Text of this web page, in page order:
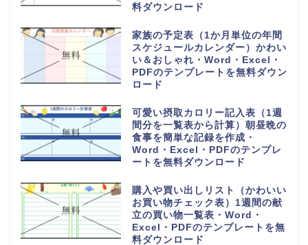
Excel・PDFのテンプレートを無
電話や来客の伝言対応メモ
（ExcelやWordで電話・来社・
メールに編集）見やすく使える・
Word・Excel・PDFのテンプレ
体重測定の記録表（グラフやチャ
ートで簡単に移行一覧表を作成）
可愛い手書き・Word・Excel・
PDFのテンプレートを無料ダウン
持っていくものやメモ付きの時間
割表（小学生・小学校の勉強や授
業の科目で手作りが簡単）
Word・Excel・PDFのテンプレ